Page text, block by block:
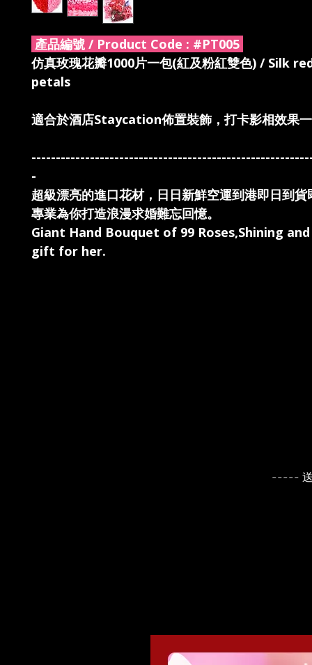
產品編號 / Product Code : #PT005
仿真玫瑰花瓣1000片一包(紅及粉紅雙色) / Silk
petals
適合於酒店Staycation佈置裝飾，打卡影相效果
-
超級漂亮的進口花材，日日新鮮空運到港即日到貨
專業為你打造浪漫求婚難忘回憶。
Giant Hand Bouquet of 99 Roses,Shining
gift for her.
-----